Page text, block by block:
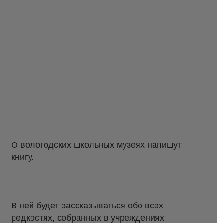
О вологодских школьных музеях напишут
книгу.
В ней будет рассказываться обо всех
редкостях, собранных в учреждениях